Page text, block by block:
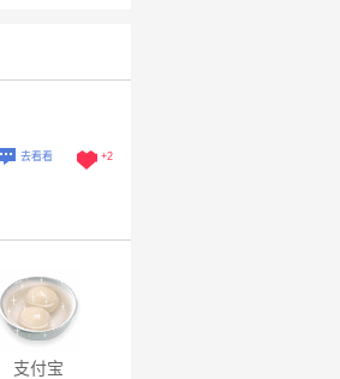
去看看 +2
支付宝